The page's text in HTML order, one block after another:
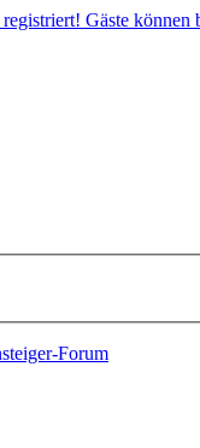
Gäste
Forum